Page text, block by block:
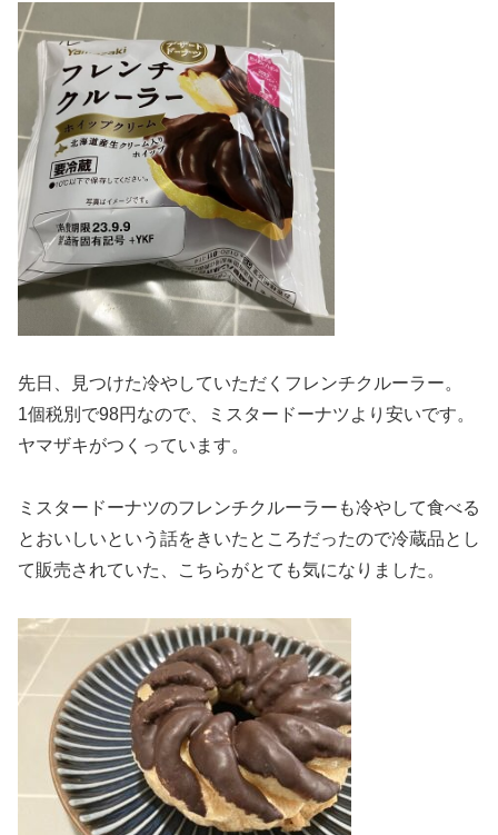
先日、見つけた冷やしていただくフレンチクルーラー。
1個税別で98円なので、ミスタードーナツより安いです。
ヤマザキがつくっています。
ミスタードーナツのフレンチクルーラーも冷やして食べる
とおいしいという話をきいたところだったので冷蔵品とし
て販売されていた、こちらがとても気になりました。